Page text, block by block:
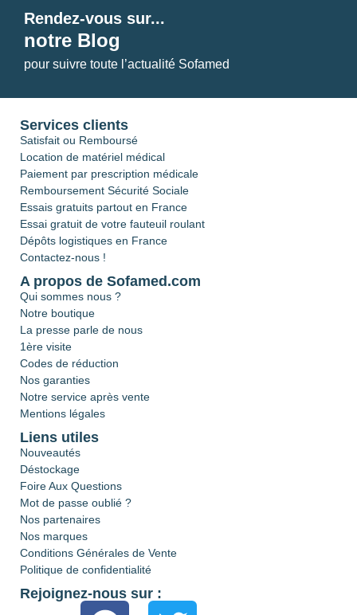
Rendez-vous sur...
notre Blog
pour suivre toute l’actualité Sofamed
Services clients
Satisfait ou Remboursé
Location de matériel médical
Paiement par prescription médicale
Remboursement Sécurité Sociale
Essais gratuits partout en France
Essai gratuit de votre fauteuil roulant
Dépôts logistiques en France
Contactez-nous !
A propos de Sofamed.com
Qui sommes nous ?
Notre boutique
La presse parle de nous
1ère visite
Codes de réduction
Nos garanties
Notre service après vente
Mentions légales
Liens utiles
Nouveautés
Déstockage
Foire Aux Questions
Mot de passe oublié ?
Nos partenaires
Nos marques
Conditions Générales de Vente
Politique de confidentialité
Rejoignez-nous sur :